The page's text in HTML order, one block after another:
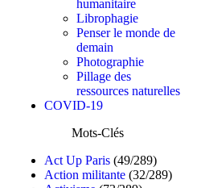
humanitaire
Librophagie
Penser le monde de
demain
Photographie
Pillage des
ressources naturelles
COVID-19
Mots-Clés
Act Up Paris (49/289)
Action militante (32/289)